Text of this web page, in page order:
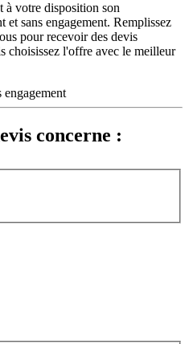
à votre disposition son
sans engagement. Remplissez
pour recevoir des devis
choisissez l'offre avec le meilleur
engagement
concerne :